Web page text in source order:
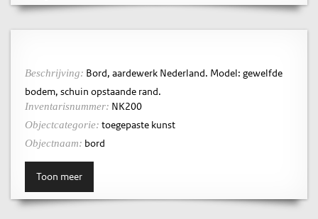
Beschrijving: Bord, aardewerk Nederland. Model: gewelfde
bodem, schuin opstaande rand.
Inventarisnummer: NK200
Objectcategorie: toegepaste kunst
Objectnaam: bord
Toon meer